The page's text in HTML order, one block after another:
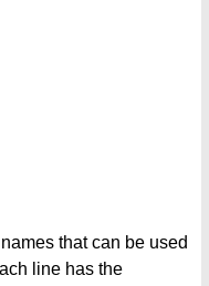
that can be used
line has the